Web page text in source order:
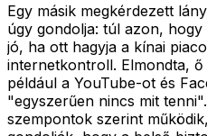
Egy másik megkérdezett
úgy gondolja: túl azon,
jó, ha ott hagyja a kínai
internetkontroll. Elmondta,
például a YouTube-ot és
"egyszerűen nincs mit
szempontok szerint